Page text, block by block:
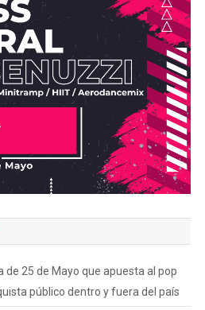
de 25 de Mayo que apuesta al pop
público dentro y fuera del país